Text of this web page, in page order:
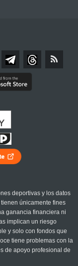
deportivas y los datos
tienen únicamente fines
ganancia financiera ni
implican un riesgo
y solo con fondos que
tiene problemas con la
de apoyo profesional de